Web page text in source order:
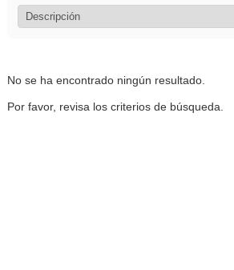
No se ha encontrado ningún resultado.
Por favor, revisa los criterios de búsqueda.